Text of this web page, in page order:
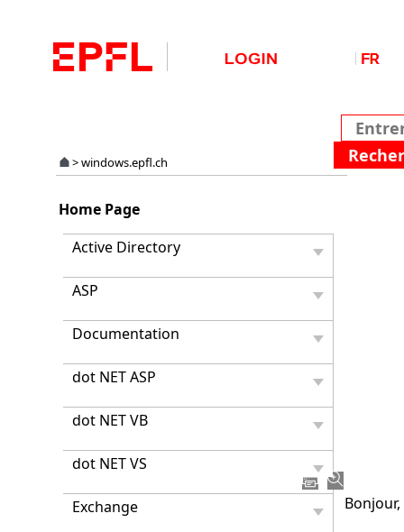
>windows.epfl.ch
Home Page
Active Directory
ASP
Documentation
dot NET ASP
dot NET VB
dot NET VS
Exchange
Bonjour,